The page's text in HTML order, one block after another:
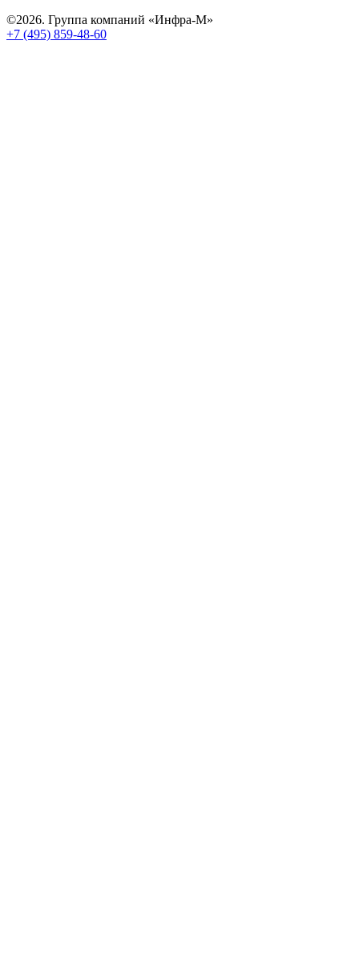
©2026. Группа компаний «Инфра-М»
+7 (495) 859-48-60